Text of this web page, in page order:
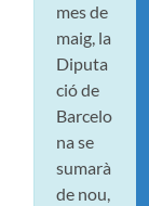
mes de
maig, la
Diputa
ció de
Barcelo
na se
sumarà
de nou,